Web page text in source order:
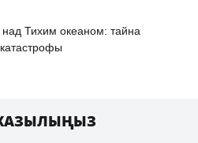
Тихим океаном: тайна